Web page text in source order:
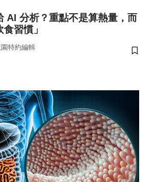
AI 分析？重點不是算熱量，而
習慣」
特約編輯
儲